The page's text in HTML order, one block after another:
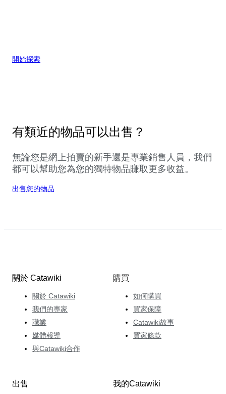
開始探索
有類近的物品可以出售？
無論您是網上拍賣的新手還是專業銷售人員，我們
都可以幫助您為您的獨特物品賺取更多收益。
出售您的物品
關於 Catawiki
關於 Catawiki
我們的專家
職業
媒體報導
與Catawiki合作
購買
如何購買
買家保障
Catawiki故事
買家條款
出售 我的Catawiki